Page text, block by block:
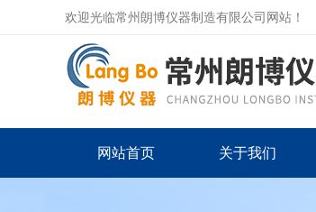
欢迎光临常州朗博仪器制造有限公司网站！
网站首页 关于我们